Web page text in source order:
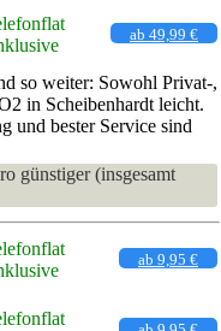
ab 49,99 €
so weiter: Sowohl Privat-,
in Scheibenhardt leicht.
und bester Service sind
günstiger (insgesamt
ab 9,95 €